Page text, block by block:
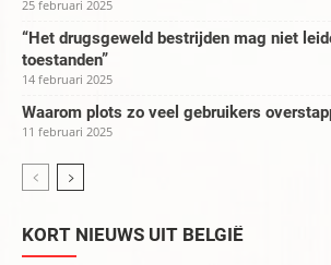
25 februari 2025
“Het drugsgeweld bestrijden mag niet
toestanden”
14 februari 2025
Waarom plots zo veel gebruikers
11 februari 2025
KORT NIEUWS UIT BELGIË